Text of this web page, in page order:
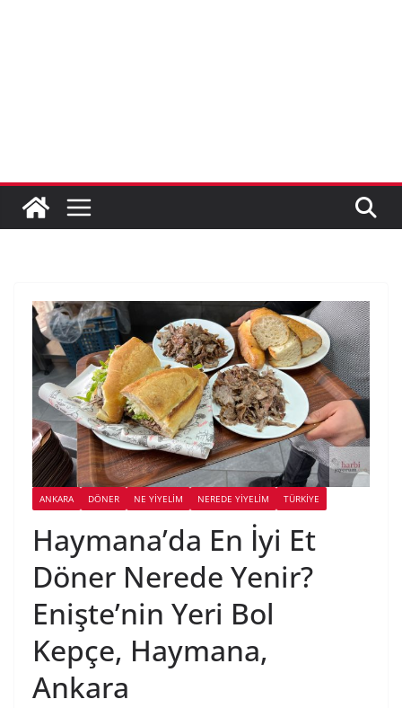
ANKARA DÖNER NE YİYELİM NEREDE YİYELİM TÜRKIYE
Haymana’da En İyi Et
Döner Nerede Yenir?
Enişte’nin Yeri Bol
Kepçe, Haymana,
Ankara